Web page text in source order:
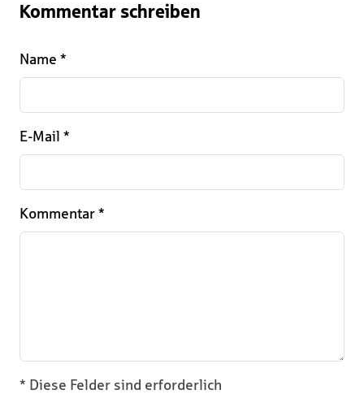
Kommentar schreiben
Name *
E-Mail *
Kommentar *
* Diese Felder sind erforderlich